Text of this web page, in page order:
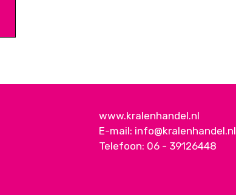
www.kralenhandel.nl
E-mail: info@kralenhandel.nl
Telefoon: 06 - 39126448